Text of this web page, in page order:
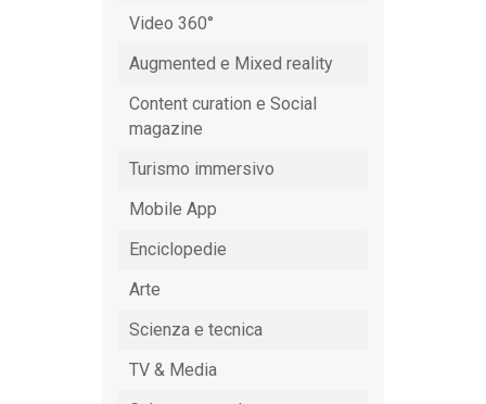
Video 360°
Augmented e Mixed reality
Content curation e Social
magazine
Turismo immersivo
Mobile App
Enciclopedie
Arte
Scienza e tecnica
TV & Media